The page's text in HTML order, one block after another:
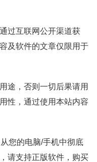
过互联网公开渠道获
及软件的文章仅限用于
途，否则一切后果请用
性，通过使用本站内容
您的电脑/手机中彻底
请支持正版软件，购买